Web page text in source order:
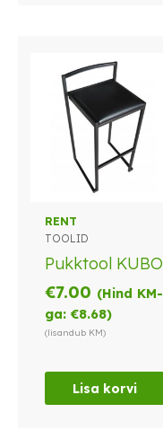
RENT
TOOLID
Pukktool KUBO
€7.00 (Hind KM-
ga:€8.68)
(lisandub KM)
Lisa korvi